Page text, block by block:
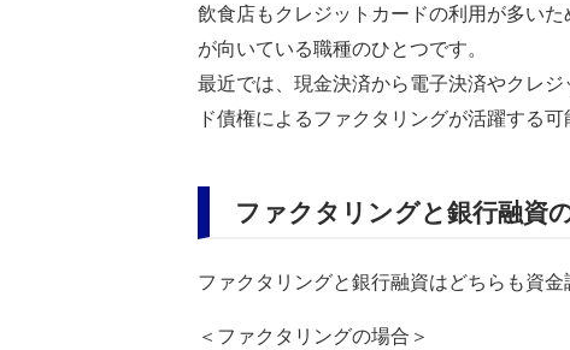
飲食店もクレジットカードの利用が多い
が向いている職種のひとつです。
最近では、現金決済から電子決済やクレ
ド債権によるファクタリングが活躍する可
ファクタリングと銀行融資
ファクタリングと銀行融資はどちらも資
＜ファクタリングの場合＞